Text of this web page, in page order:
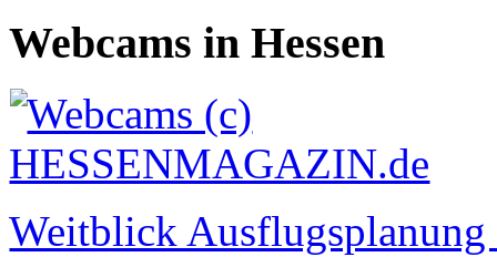
Webcams in Hessen
Weitblick